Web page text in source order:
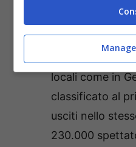
One Piece Film:
ottenere grandi
locali come in
classificato al
usciti nello
230.000